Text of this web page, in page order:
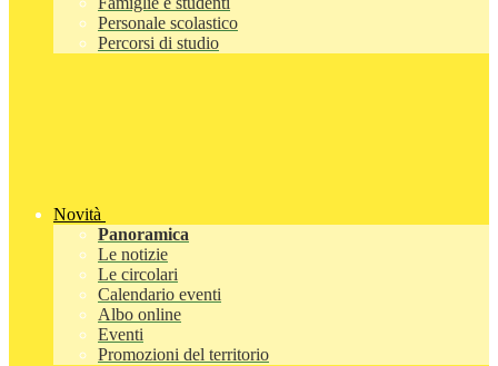
Personale scolastico
Percorsi di studio
Novità
Panoramica
Le notizie
Le circolari
Calendario eventi
Albo online
Eventi
Promozioni del territorio